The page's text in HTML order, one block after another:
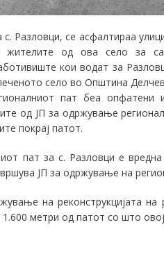
с. Разловци, се асфалтираа
од ова село за
кои водат за
село во Општина
пат беа
од ЈП за одржување
покрај патот.
пат за с. Разловци е
ЈП за одржување на
на реконструкцијата
1.600 метри од патот со што